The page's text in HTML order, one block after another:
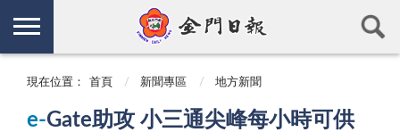
現在位置： 首頁 新聞專區 地方新聞
e-Gate助攻 小三通尖峰每小時可供